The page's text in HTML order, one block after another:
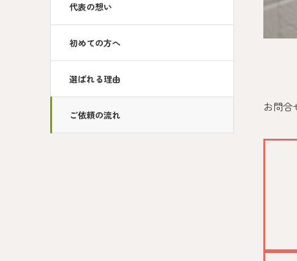
代表の想い
初めての方へ
選ばれる理由
ご依頼の流れ
お問